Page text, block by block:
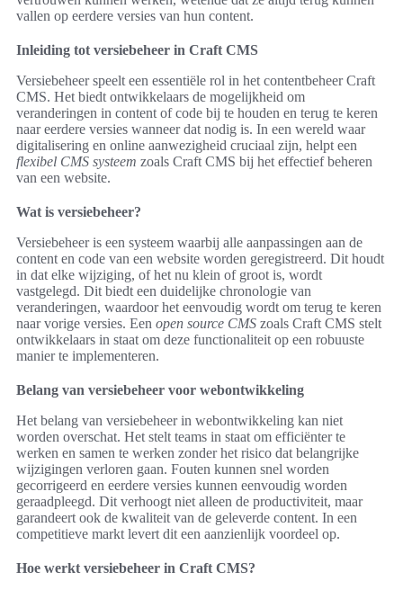
vallen op eerdere versies van hun content.
Inleiding tot versiebeheer in Craft CMS
Versiebeheer speelt een essentiële rol in het contentbeheer Craft
CMS. Het biedt ontwikkelaars de mogelijkheid om
veranderingen in content of code bij te houden en terug te keren
naar eerdere versies wanneer dat nodig is. In een wereld waar
digitalisering en online aanwezigheid cruciaal zijn, helpt een
flexibel CMS systeem zoals Craft CMS bij het effectief beheren
van een website.
Wat is versiebeheer?
Versiebeheer is een systeem waarbij alle aanpassingen aan de
content en code van een website worden geregistreerd. Dit houdt
in dat elke wijziging, of het nu klein of groot is, wordt
vastgelegd. Dit biedt een duidelijke chronologie van
veranderingen, waardoor het eenvoudig wordt om terug te keren
naar vorige versies. Een open source CMS zoals Craft CMS stelt
ontwikkelaars in staat om deze functionaliteit op een robuuste
manier te implementeren.
Belang van versiebeheer voor webontwikkeling
Het belang van versiebeheer in webontwikkeling kan niet
worden overschat. Het stelt teams in staat om efficiënter te
werken en samen te werken zonder het risico dat belangrijke
wijzigingen verloren gaan. Fouten kunnen snel worden
gecorrigeerd en eerdere versies kunnen eenvoudig worden
geraadpleegd. Dit verhoogt niet alleen de productiviteit, maar
garandeert ook de kwaliteit van de geleverde content. In een
competitieve markt levert dit een aanzienlijk voordeel op.
Hoe werkt versiebeheer in Craft CMS?